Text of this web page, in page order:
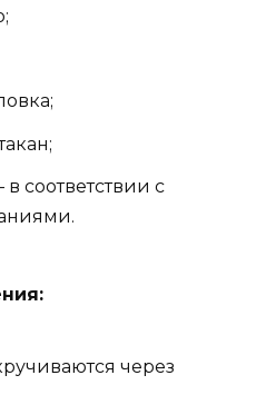
соответствии с
через